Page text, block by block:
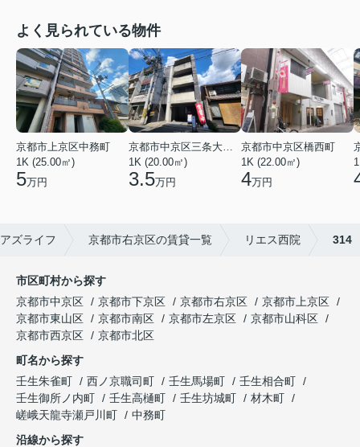
よく見られている物件
京都市上京区中務町
1K (25.00㎡)
5万円
1K (20.00㎡)
3.5万円
京都市中京区橋西町
1K (22.00㎡)
4万円
ズライフ 京都市右京区の賃貸一覧 リエス西院 314
市区町村から探す
京都市中京区
京都市下京区 京都市右京区
京都市上京区
京都市東山区
京都市南区 京都市左京区
京都市山科区
京都市西京区
京都市北区
町名から探す
壬生朱雀町
西ノ京職司町 壬生馬場町
壬生相合町
壬生御所ノ内町
壬生高樋町 壬生坊城町
材木町
嵯峨天龍寺瀬戸川町
中務町
沿線から探す